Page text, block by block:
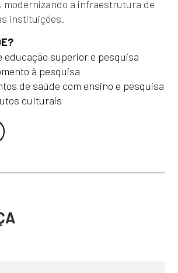
modernizando a infraestrutura de
instituições.
educação superior e pesquisa
à pesquisa
de saúde com ensino e pesquisa
culturais